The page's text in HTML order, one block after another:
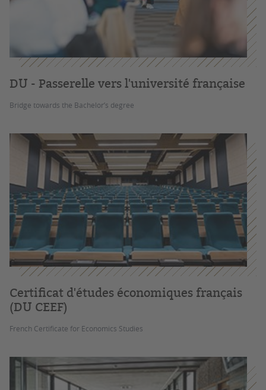
DU - Passerelle vers l'université française
Bridge towards the Bachelor’s degree
Certificat d'études économiques français
(DU CEEF)
French Certificate for Economics Studies